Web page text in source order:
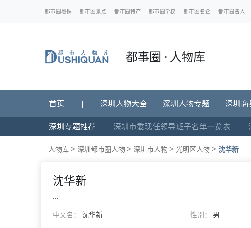
都市圈地铁 都市圈景点 都市圈特产 都市圈学校 都市圈名企 都市圈名人
都事圈 · 人物库
首页 | 深圳人物大全 深圳人物专题 深圳商
深圳专题推荐 深圳市委现任领导班子名单一览表
人物库 > 深圳都市圈人物 > 深圳市人物 > 光明区人物 > 沈华新
沈华新
...
中文名： 沈华新 性别： 男